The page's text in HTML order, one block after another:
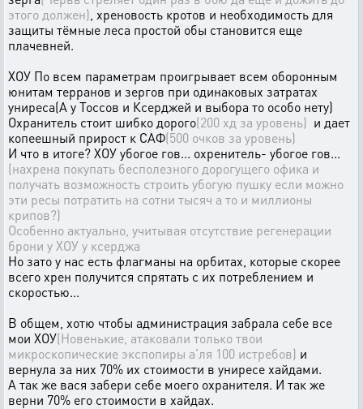
этого должен) , хреновость кротов и необходимость для
защиты тёмные леса простой обы становится еще
плачевней.
ХОУ По всем параметрам проигрывает всем оборонным
юнитам терранов и зергов при одинаковых затратах
униреса(А у Тоссов и Ксерджей и выбора то особо нету)
Охранитель стоит шибко дорого(200 хд за уровень) и дает
копеешный прирост к САФ(500 очков за уровень)
И что в итоге? ХОУ убогое гов... охренитель- убогое гов...
(нахрена покупать бесполезного дорогущего офика и
получать возможность строить убогую пушку если можно
эти ресы потратить на сотни тысяч а то и миллионы
крипов?)
Особенно актуально, учитывая отсутствие регенерации
брони у ХОУ у ксерджа
Но зато у нас есть флагманы на орбитах, которые скорее
всего хрен получится спрятать с их потреблением и
скоростью...
В общем, хотю чтобы администрация забрала себе все
мои ХОУ(Новенькие, атаковали только твои
микроскопические экспопиры а'ля 100 истребов) и
вернула за них 70% их стоимости в униресе хайдами.
А так же вася забери себе моего охранителя. И так же
верни 70% его стоимости в хайдах.